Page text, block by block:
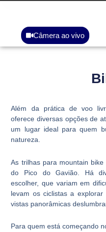
Câmera ao vivo
Além da prática de voo
oferece diversas opções de
um lugar ideal para quem
natureza.
As trilhas para mountain
do Pico do Gavião. Há
escolher, que variam em
levam os ciclistas a
vistas panorâmicas
Para quem está começando